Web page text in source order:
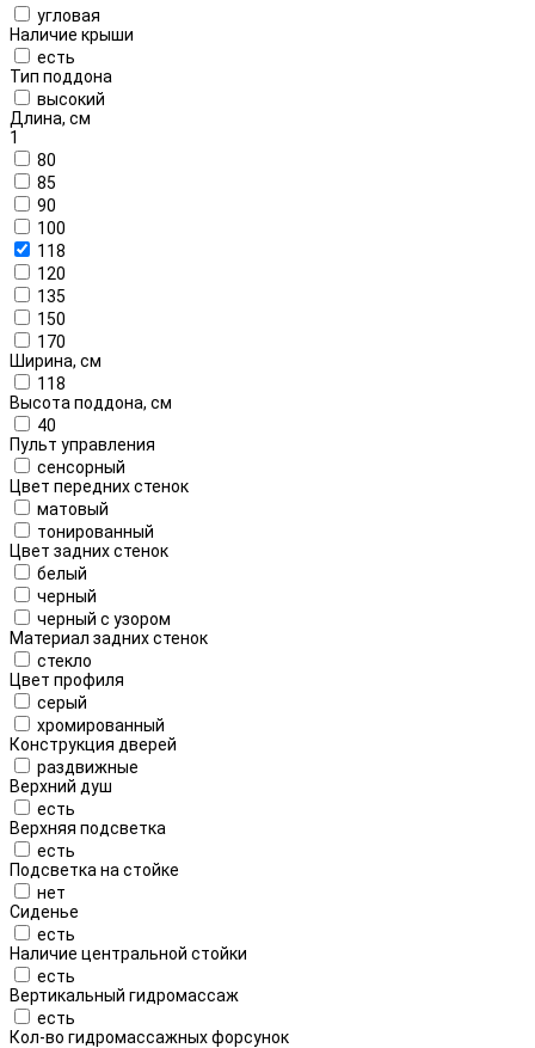
угловая
Наличие крыши
есть
Тип поддона
высокий
Длина, см
1
80
85
90
100
118
120
135
150
170
Ширина, см
118
Высота поддона, см
40
Пульт управления
сенсорный
Цвет передних стенок
матовый
тонированный
Цвет задних стенок
белый
черный
черный с узором
Материал задних стенок
стекло
Цвет профиля
серый
хромированный
Конструкция дверей
раздвижные
Верхний душ
есть
Верхняя подсветка
есть
Подсветка на стойке
нет
Сиденье
есть
Наличие центральной стойки
есть
Вертикальный гидромассаж
есть
Кол-во гидромассажных форсунок